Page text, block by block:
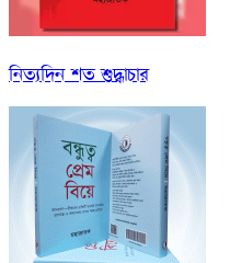
নিত্যদিন শত শুদ্ধাচার